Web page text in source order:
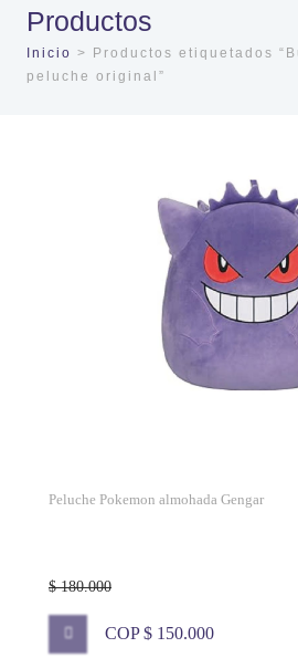
Productos
Inicio > Productos etiquetados
peluche original”
Peluche Pokemon almohada Gengar
$ 180.000
COP $ 150.000